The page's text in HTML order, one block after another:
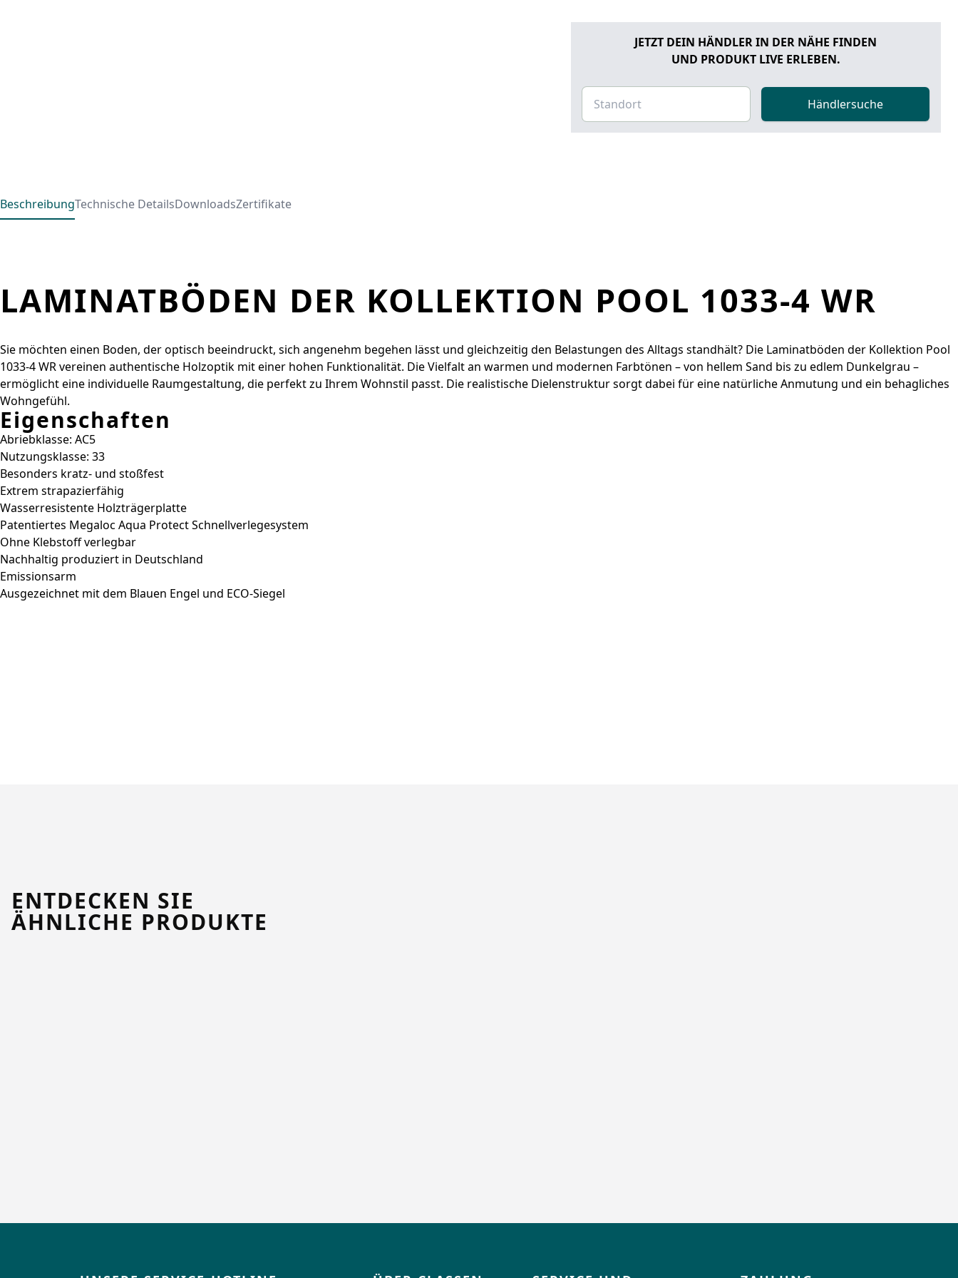
JETZT DEIN HÄNDLER IN DER NÄHE FINDEN
UND PRODUKT LIVE ERLEBEN.
Händlersuche
BeschreibungTechnische DetailsDownloadsZertifikate
LAMINATBÖDEN DER KOLLEKTION POOL 1033-4 WR
Sie möchten einen Boden, der optisch beeindruckt, sich angenehm begehen lässt und gleichzeitig den Belastungen des Alltags standhält? Die Laminatböden der Kollektion Pool
1033-4 WR vereinen authentische Holzoptik mit einer hohen Funktionalität. Die Vielfalt an warmen und modernen Farbtönen – von hellem Sand bis zu edlem Dunkelgrau –
ermöglicht eine individuelle Raumgestaltung, die perfekt zu Ihrem Wohnstil passt. Die realistische Dielenstruktur sorgt dabei für eine natürliche Anmutung und ein behagliches
Wohngefühl.
Eigenschaften
Abriebklasse: AC5
Nutzungsklasse: 33
Besonders kratz- und stoßfest
Extrem strapazierfähig
Wasserresistente Holzträgerplatte
Patentiertes Megaloc Aqua Protect Schnellverlegesystem
Ohne Klebstoff verlegbar
Nachhaltig produziert in Deutschland
Emissionsarm
Ausgezeichnet mit dem Blauen Engel und ECO-Siegel
ENTDECKEN SIE
ÄHNLICHE PRODUKTE